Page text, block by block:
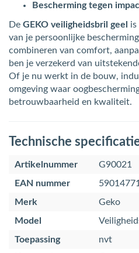
Bescherming tegen
De GEKO veiligheidsbril geel
is
van je persoonlijke
combineren van comfort,
ben je verzekerd van
Of je nu werkt in de bouw,
omgeving waar
betrouwbaarheid en kwaliteit.
Technische
Artikelnummer
G90021
EAN nummer
Merk
Geko
Model
Toepassing
nvt